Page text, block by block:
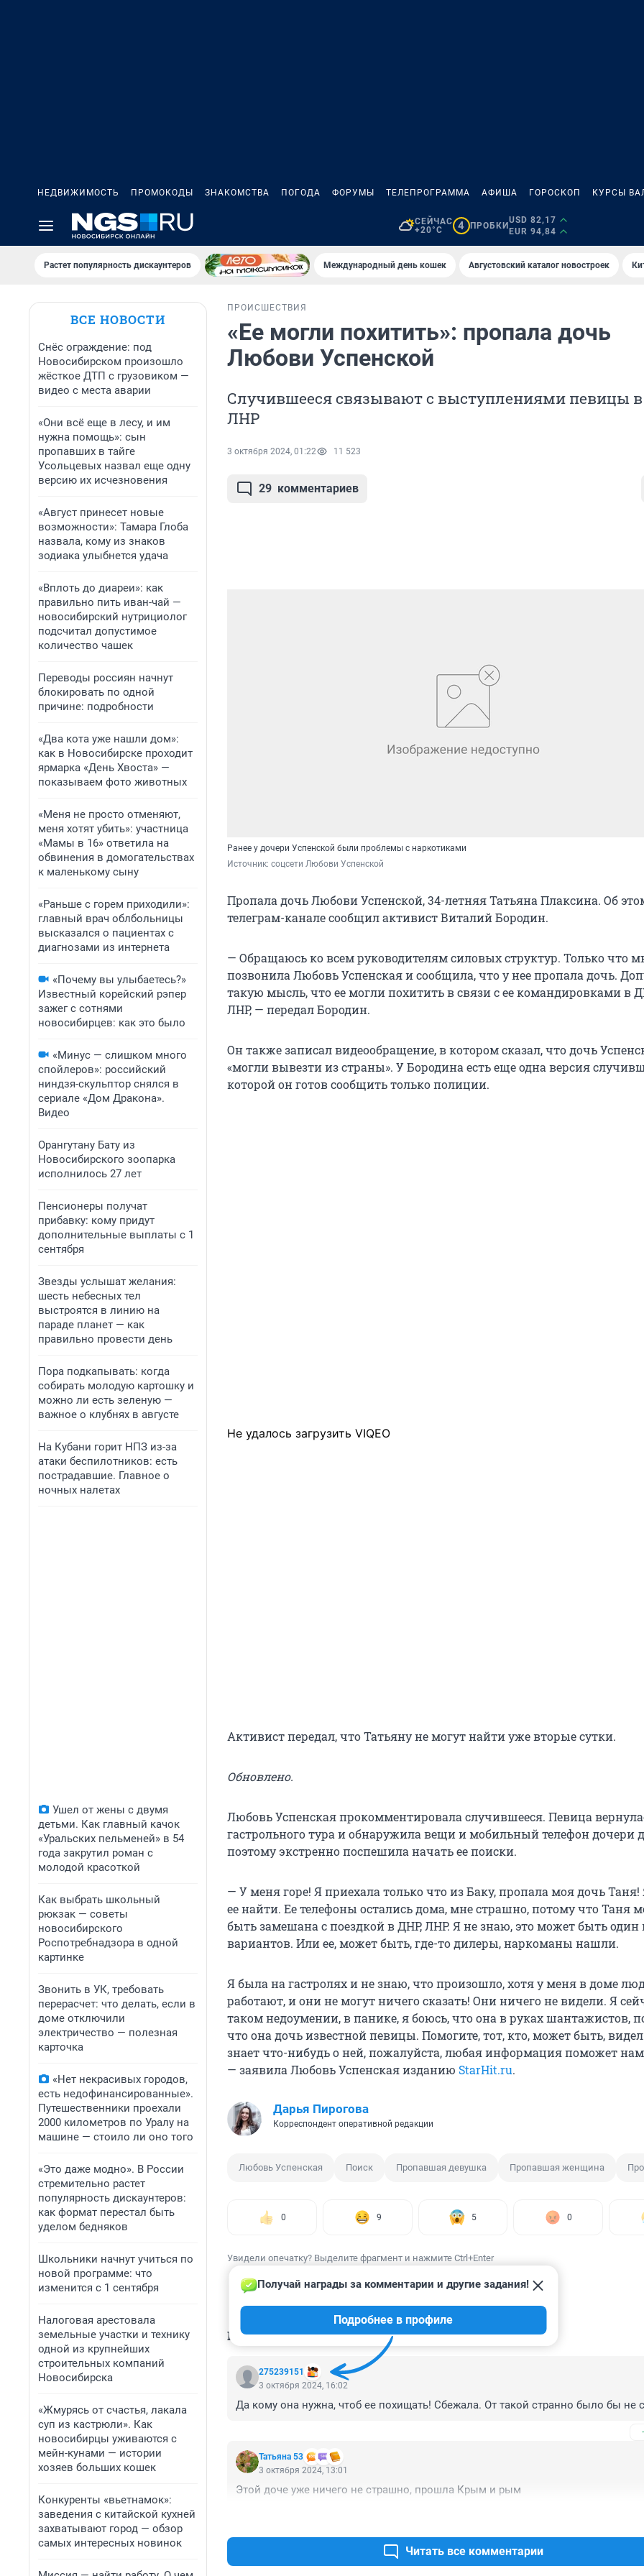
НЕДВИЖИМОСТЬ ПРОМОКОДЫ ЗНАКОМСТВА ПОГОДА ФОРУМЫ ТЕЛЕПРОГРАММА АФИША ГОРОСКОП КУРСЫ
СЕЙЧАС
+20°C
4 ПРОБКИ
USD 82,17
EUR 94,84
Растет популярность дискаунтеров Международный день кошек Августовский каталог новостроек
ВСЕ НОВОСТИ
Снёс ограждение: под
Новосибирском произошло
жёсткое ДТП с грузовиком —
видео с места аварии
«Они всё еще в лесу, и им
нужна помощь»: сын
пропавших в тайге
Усольцевых назвал еще одну
версию их исчезновения
«Август принесет новые
возможности»: Тамара Глоба
назвала, кому из знаков
зодиака улыбнется удача
«Вплоть до диареи»: как
правильно пить иван-чай —
новосибирский нутрициолог
подсчитал допустимое
количество чашек
Переводы россиян начнут
блокировать по одной
причине: подробности
«Два кота уже нашли дом»:
как в Новосибирске проходит
ярмарка «День Хвоста» —
показываем фото животных
«Меня не просто отменяют,
меня хотят убить»: участница
«Мамы в 16» ответила на
обвинения в домогательствах
к маленькому сыну
«Раньше с горем приходили»:
главный врач облбольницы
высказался о пациентах с
диагнозами из интернета
«Почему вы улыбаетесь?»
Известный корейский рэпер
зажег с сотнями
новосибирцев: как это было
«Минус — слишком много
спойлеров»: российский
ниндзя-скульптор снялся в
сериале «Дом Дракона».
Видео
Орангутану Бату из
Новосибирского зоопарка
исполнилось 27 лет
Пенсионеры получат
прибавку: кому придут
дополнительные выплаты с 1
сентября
Звезды услышат желания:
шесть небесных тел
выстроятся в линию на
параде планет — как
правильно провести день
Пора подкапывать: когда
собирать молодую картошку и
можно ли есть зеленую —
важное о клубнях в августе
На Кубани горит НПЗ из-за
атаки беспилотников: есть
пострадавшие. Главное о
ночных налетах
Ушел от жены с двумя
детьми. Как главный качок
«Уральских пельменей» в 54
года закрутил роман с
молодой красоткой
Как выбрать школьный
рюкзак — советы
новосибирского
Роспотребнадзора в одной
картинке
Звонить в УК, требовать
перерасчет: что делать, если в
доме отключили
электричество — полезная
карточка
«Нет некрасивых городов,
есть недофинансированные».
Путешественники проехали
2000 километров по Уралу на
машине — стоило ли оно того
«Это даже модно». В России
стремительно растет
популярность дискаунтеров:
как формат перестал быть
уделом бедняков
Школьники начнут учиться по
новой программе: что
изменится с 1 сентября
Налоговая арестовала
земельные участки и технику
одной из крупнейших
строительных компаний
Новосибирска
«Жмурясь от счастья, лакала
суп из кастрюли». Как
новосибирцы уживаются с
мейн-кунами — истории
хозяев больших кошек
Конкуренты «вьетнамок»:
заведения с китайской кухней
захватывают город — обзор
самых интересных новинок
ПРОИСШЕСТВИЯ
«Ее могли похитить»: пропала дочь
Любови Успенской
Случившееся связывают с выступлениями певицы
ЛНР
3 октября 2024, 01:22 11 523
29 комментариев
Ранее у дочери Успенской были проблемы с наркотиками
Источник: соцсети Любови Успенской
Пропала дочь Любови Успенской, 34-летняя Татьяна Плаксина. Об
телеграм-канале сообщил активист Виталий Бородин.
— Обращаюсь ко всем руководителям силовых структур. Только что
позвонила Любовь Успенская и сообщила, что у нее пропала дочь.
такую мысль, что ее могли похитить в связи с ее командировками в
ЛНР, — передал Бородин.
Он также записал видеообращение, в котором сказал, что дочь
«могли вывезти из страны». У Бородина есть еще одна версия
которой он готов сообщить только полиции.
Не удалось загрузить VIQEO
Активист передал, что Татьяну не могут найти уже вторые сутки.
Обновлено.
Любовь Успенская прокомментировала случившееся. Певица
гастрольного тура и обнаружила вещи и мобильный телефон дочери
поэтому экстренно поспешила начать ее поиски.
— У меня горе! Я приехала только что из Баку, пропала моя дочь Таня!
ее найти. Ее телефоны остались дома, мне страшно, потому что Таня
быть замешана с поездкой в ДНР, ЛНР. Я не знаю, это может быть один
вариантов. Или ее, может быть, где-то дилеры, наркоманы нашли.
Я была на гастролях и не знаю, что произошло, хотя у меня в доме
работают, и они не могут ничего сказать! Они ничего не видели. Я
таком недоумении, в панике, я боюсь, что она в руках шантажистов,
что она дочь известной певицы. Помогите, тот, кто, может быть,
знает что-нибудь о ней, пожалуйста, любая информация поможет
— заявила Любовь Успенская изданию StarHit.ru.
Дарья Пирогова
Корреспондент оперативной редакции
Любовь Успенская Поиск Пропавшая девушка Пропавшая женщина
0 9 5 0
Увидели опечатку? Выделите фрагмент и нажмите Ctrl+Enter
КОММЕНТАРИИ 29
275239151
Получай награды за комментарии и другие задания!
Подробнее в профиле
3 октября 2024, 16:02
Да кому она нужна, чтоб ее похищать! Сбежала. От такой странно было бы не
Татьяна 53
3 октября 2024, 13:01
Этой доче уже ничего не страшно, прошла Крым и рым
Читать все комментарии